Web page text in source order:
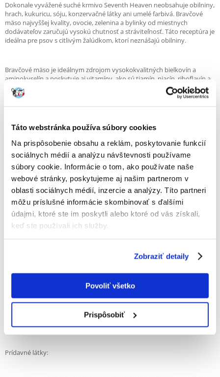
Táto webstránka používa súbory cookies
Na prispôsobenie obsahu a reklám, poskytovanie funkcií
sociálnych médií a analýzu návštevnosti používame
súbory cookie. Informácie o tom, ako používate naše
webové stránky, poskytujeme aj našim partnerom v
oblasti sociálnych médií, inzercie a analýzy. Títo partneri
môžu príslušné informácie skombinovať s ďalšími
údajmi, ktoré ste im poskytli alebo ktoré od vás získali,
keď ste používali ich služby.
Zobraziť detaily
Povoliť všetko
Prispôsobiť
Dokonale vyvážené suché krmivo Seventh Heaven neobsahuje obilniny,
hrach, kukuricu, sóju, konzervačné látky ani umelé farbivá. Bravčové
mäso najvyššej kvality, ovocie, zelenina a bylinky od miestnych
dodávateľov zaručujú vysokú chutnosť a stráviteľnosť. Táto receptúra je
ideálna pre psov s citlivým žalúdkom, ktorí neznášajú obilniny.
Bravčové mäso je ideálnym zdrojom vysokokvalitných bielkovín a
aminokyselín a poskytuje aj vitamíny, ako sú tiamín, niacín, riboflavín a
vitamín B6, ktoré majú veľký vplyv na zdravie a pohodu vášho psa.
- Bez pridania hrachu a obilnín
- Pre malé a stredne veľké psy
- Chutné a ľahko stráviteľné
- Hypoalergénne - ideálne pre psov s citlivým žalúdkom alebo
potravinovou intoleranciou
- Obsahuje prebiotiká na podporu tráviaceho systému
Bravčové mäso a hrušky 42 % (vrátane sušeného bravčového mäsa 35
%, bravčovej masti 5 %, hrušiek 2 %), zemiaky 20 %, zemiakový škrob,
bylinky 9 % (ľanové semienko, bodliak, lucerna, čakanka, žihľava,
čakanka), lososový olej 5 %, repná dužina, sušené pivné kvasnice,
Prídavné látky: